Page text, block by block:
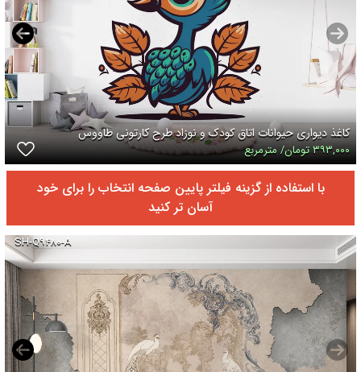
کاغذ دیواری حیوانات اتاق کودک و نوزاد طرح کارتونی طاووس
۳۹۳,۰۰۰ تومان/ مترمربع
با استفاده از گزینه فیلتر پایین صفحه انتخاب را برای خود
آسان تر کنید
SH-Q۹۴۸۰-A